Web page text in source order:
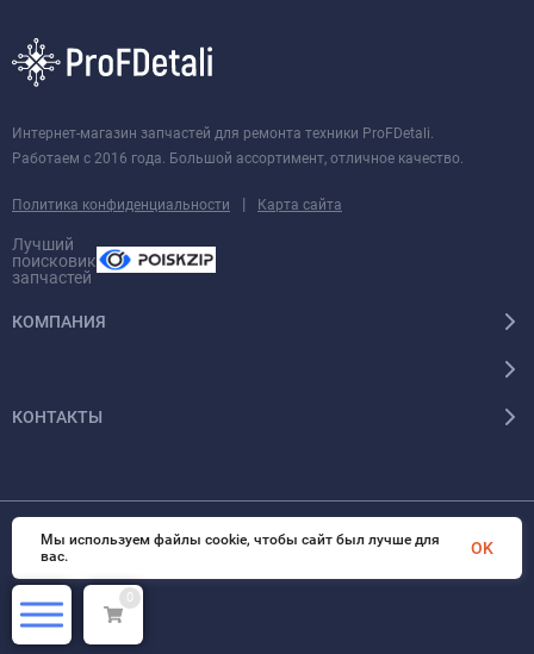
Интернет-магазин запчастей для ремонта техники ProFDetali.
Работаем с 2016 года. Большой ассортимент, отличное качество.
Политика конфиденциальности | Карта сайта
Лучший
поисковик
запчастей
КОМПАНИЯ
КОНТАКТЫ
© 2026 InSale. Все права защищены
0
Мы используем файлы cookie, чтобы сайт был лучше для
вас.
OK